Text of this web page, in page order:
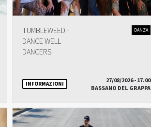
TUMBLEWEED -
DANCE WELL
DANCERS
DANZA
INFORMAZIONI
27/08/2026 - 17.00
BASSANO DEL GRAPPA